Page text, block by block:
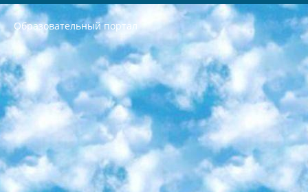
Образовательный портал
РЕСПУБЛИКА УЗБЕКИСТАН МИНИСТРЕРСТВО ДОШКОЛЬНОГО И ШКОЛЬНОГО ОБРАЗОВАНИЯ КОМАНДА в общеобразовательных учреждениях в 2023-2024 учебном году организация и проведение итоговой государственной аттестации обучающихся о Министра дошкольного и школьного образования Республики Узбекистан от 4 марта 2008 года (постановлением Минюста от 20 марта 2008 года № 1778 государственной регистрации) «Итоговое состояние учащихся общего среднего образования на основании положения об утверждении положения об аттестации общего среднего образования выпускной экзамен студентов в образовательных учреждениях в 2023-2024 учебном году В целях организации и прохождения аттестации приказываю: 1. Следующее: перечень предметов, по которым будет проводиться итоговая государственная аттестация и экзамен формы перевода согласно приложению 1; сертификаты международного образца, оценивающие уровень владения иностранными языками перечень согласно приложению 2; 2. Педагогический при специализированных образовательных учреждениях. научно-практический центр квалификации и международной оценки (Д.Давидова) 2024 г. До 25 марта: задания по предметам, по которым будет проводиться итоговая аттестация разработка и утверждение технических условий; итоговая аттестация на основании разработанного предметного задания разработка вопросов по предметам (устно и письменно), экзамен передача; общеобразовательные средние школы и специальные учебные заведения учащиеся выпускных классов школ и интернатов в агентской системе подготовка базы данных экзаменационных материалов и критериев оценки; перевод базы экзаменационных материалов на все языки обучения подать в Республиканский образовательный центр для изготовления; варианты экзаменов на основе разработанных контрольных материалов пусть будут поставлены задачи формирования. 3. Республиканский образовательный центр (Ш.Худайкулов) до 5 апреля 2024 года. до: база данных предоставленных экзаменационных материалов на все языки обучения перевод и экспертиза; для слепых, слабовидящих, глухих, слабослышащих и умственно отсталых детей учащиеся выпускных классов специализированных школ и школ-интернатов база данных экзаменационных материалов на всех преподаваемых языках подготовка критериев оценки; специализированные школы для умственно отсталых детей и технологии для учащихся выпускных классов школ-интернатов разработка соответствующих рекомендаций и критериев проведения ЕГЭ по естествознанию давать задания. 4. Педагогический при специализированных образовательных учреждениях. Научно-практический центр навыков и международной оценки (Д.Давидова), Республика образовательный центр (Худайкулов Ш.) итоговый государственный аттестационный экзамен ориентирован на творческое и логическое мышление при подготовке базы материалов учитывать введение заданий. 5. Следует отметить, что: сертификат государственного образца о знании общеобразовательного предмета и как минимум национальный уровень B1 по предметам на иностранных языках, указанным в Приложении 2. или международно признанный сертификат эквивалентного уровня студенты, изучающие определенный предмет, освобождаются от экзамена; по соответствующим предметам запланирована итоговая государственная аттестация за день до дня, путем жеребьевки Рабочей группой (в письменной форме по предметам, проводимым в форме) из числа сформированных вариантов выбрано 2 варианта; 2 выбранных варианта экзамена анонсированы на официальном сайте министерства и все выпускники по всей стране на основе этих вариантов проводит итоговую государственную аттестацию. 6. Государственное образование учащихся средних общеобразовательных учреждений. знания в соответствии с квалификационными требованиями, которые необходимо приобрести на основании стандартов итоговый (выпускной) контроль для 9 и 11 классов в целях тестирования Экзамены (далее – экзамены) состоят из предметов, перечисленных в приложении 1. будет сделано. 7. Экзамены пройдут с 26 мая по 15 июня 2024 г. (кроме науки физического воспитания). 8. Физическая для учащихся 9 классов общесредних образовательных учреждений. Экзамены по предмету «Образование, квалификация медицина» 1-6 мая 2024 года. сотрудники перевести под присмотр (с отклонениями в физическом или умственном развитии) специализированная школа для детей, школы-интернаты и со сколиозом школы-интернаты санаторного типа для больных детей исключены). 9. Он был слепым, слабовидящим и имел нарушения опорно-двигательного аппарата. экзамены в специализированных школах и интернатах для детей должны проводиться исходя из требований, предъявляемых к общеобразовательным учреждениям (физкультура кроме науки). 10. Специализированная школа для глухих и слабослышащих детей. и экзамены в интернатах и быть реализован в виде письменного теста по математике. 11. Специальность для умственно отсталых детей. Для 9 класса Родной язык и литературное письмо Государственный язык (язык обучения – узбекский). для неклассов) написано Математическое письмо Письменная/устная история Узбекистана Физическое воспитание практично Итоговый контроль Для 11 класса Написание родного языка и литературы (эссе) Математическое письмо Узбекский язык (обучение на узбекском языке) не посещающее общее среднее образование для учреждений)/Образовательное учреждение выбор письменный и устный Иностранный язык письменный/устный Письменная/устная история Узбекистана *По выбору студента:  Химия  Физика  Основы государственного права  География 10 бесплатных образовательных ресурсов - Мы составили подборку онлайн-проектов с интерактивными упражнениями, видеолекциями и статьями. Они помогут вам обрести новые и освежить старые знания бесплатно. 1. «ИНТУИТ» Старейшая образовательная площадка Рунета. Здесь вы найдёте сотни текстовых и видеокурсов на десятки различных тем — от программирования до психологии. Многие курсы подготовлены российскими университетами и крупными международными компаниями вроде Intel и Microsoft. Самостоятельное обучение бесплатное, но желающие могут оплатить услуги персональных наставников. 2. «Смартия» знакомит с актуальными профессиями и подсказывает, как им обучаться. Выбрав заинтересовавшую вас специальность — SMM-специалист, фотограф, веб-дизайнер или другую, — увидите список необходимых для неё умений. Чтобы вы могли освоить их самостоятельно, для каждого умения площадка отображает подборку ссылок на учебные материалы. Хотя «Смартия» ориентируется на русскоязычную аудиторию, часть контента всё же доступна только на английском. 3. «Лекторий Физтеха» Проект Московского физико-технического института (Физтеха). С его помощью вы можете смотреть онлайн серии лекций, записанные на видео в этом вузе. В числе доступных предметов — физика, биология, химия, информационные технологии и другие. К некоторым лекциям администрация ресурса прилагает готовые конспекты, которые можно скачивать в PDF-формате. 4. ITMOcourses Онлайн-площадка Санкт-Петербургского национального исследовательского университета информационных технологий, механики и оптики (ИТМО). Ресурс предоставляет свободный доступ к курсам, разработанным в этом вузе. Каталог материалов разбит на четыре категории: «Оптические системы и технологии», «Приборостроение и робототехника», «Информационные технологии» и «Биотехнологии». Курсы состоят из видеолекций, интерактивных демонстраций и заданий. 5. «КиберЛенинка» Электронная научная библиотека открытого доступа. Каталог площадки регулярно обрастает текстами статей из различных научных изданий. Сгруппированные по журналам и рубрикам публикации можно читать онлайн или скачивать целиком в PDF-формате. Проект нацелен на популяризацию науки за счёт открытого доступа к качественной информации. 6. «ПостНаука» На этом ресурсе публикуют подборки видеолекций, составленные экспертами из разных отраслей и объединённые общими темами. Среди них, к примеру, есть серии «Биоинформатика и геномика», «Культура средневековой Скандинавии» и Cinema Studies о теории кино. Каждая подборка лекций — логически связанная история, рассказанная экспертом от первого лица. Кроме того, на сайте появляются научно-образовательные статьи и тесты на разные темы. 7. «Newочём» Команда проекта «Newочём» отбирает самые интересные тексты из англоязычных СМИ и переводит те из них, за которые голосуют участники сообщества «ВКонтакте». По большей части это научно-популярные статьи. Редакторы придумывают лишь заголовки, в остальном содержание переводов соответствует оригиналам. Полные тексты можно читать прямо в социальной сети. 8. InternetUrok Онлайн-база материалов по основным дисциплинам школьной программы. Информация на сайте структурирована по классам, предметам и темам (урокам). Каждый урок состоит из видеолекций и конспектов. Есть также интерактивные тренажёры и тесты для закрепления пройденного материала. Даже если вы давно окончили школу, возможность повторить программу старших классов всегда может пригодиться. 9. Edutainme Ещё один ресурс об образовании. В отличие от Newtonew, как мне кажется, Edutainme больше ориентируется на представителей индустрии: педагогов, предпринимателей, разработчиков образовательных проектов. Но и любой, кто просто стремится к саморазвитию, найдёт на сайте много полезного и интересного для себя. Например, информацию о новых курсах и образовательных сервисах. 10. Newtonew Онлайн-медиа об образовании и обучении в широком смысле. Авторы Newtonew пишут об инструментах, заведениях, тактиках и стратегиях, которые помогают учить других и получать новые знания самостоятельно. На этой площадке вы найдёте новости, обзоры, аналитические мат